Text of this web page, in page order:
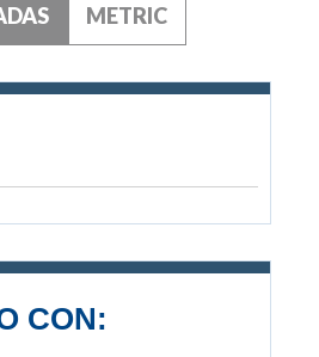
METRIC
CON: